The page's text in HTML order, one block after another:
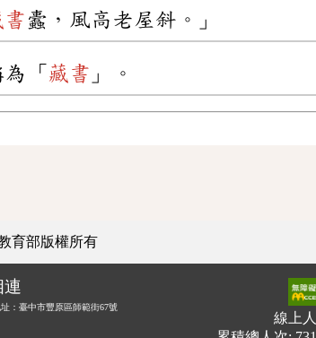
書 蠹，風高老屋斜。」
「 藏書 」。
育部版權所有
連
：臺中市豐原區師範街67號
線上